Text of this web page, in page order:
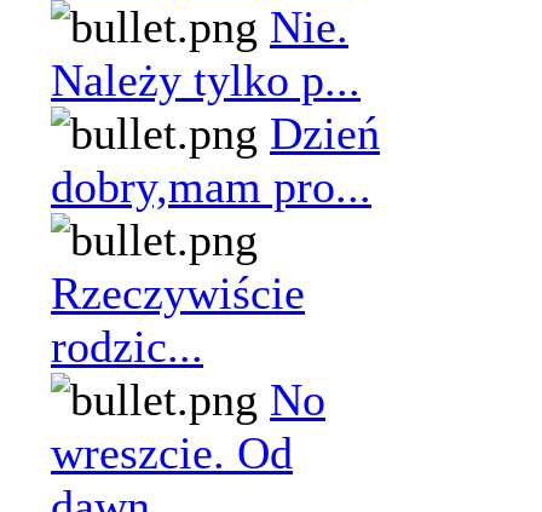
Nie.
Należy tylko p...
Dzień
dobry,mam pro...
Rzeczywiście
rodzic...
No
wreszcie. Od